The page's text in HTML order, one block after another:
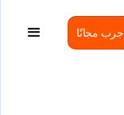
جرب مجانًا